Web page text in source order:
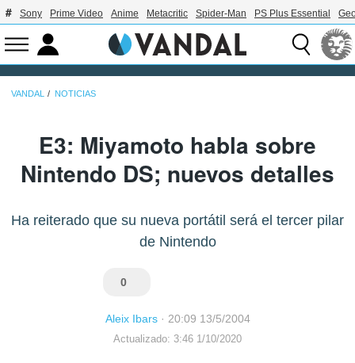
Sony Prime Video Anime Metacritic Spider-Man PS Plus Essential
VANDAL NOTICIAS
E3: Miyamoto habla sobre
Nintendo DS; nuevos detalles
Ha reiterado que su nueva portátil será el tercer pilar
de Nintendo
0
Aleix Ibars· 20:09 13/5/2004
Actualizado: 3:46 1/10/2020